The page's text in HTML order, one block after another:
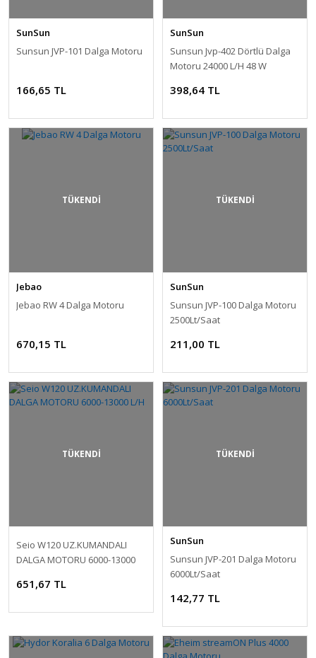
SunSun
Sunsun JVP-101 Dalga Motoru
166,65 TL
SunSun
Sunsun Jvp-402 Dörtlü Dalga
Motoru 24000 L/H 48 W
398,64 TL
TÜKENDİ
Jebao
Jebao RW 4 Dalga Motoru
670,15 TL
TÜKENDİ
SunSun
Sunsun JVP-100 Dalga Motoru
2500Lt/Saat
211,00 TL
TÜKENDİ
Seio W120 UZ.KUMANDALI
DALGA MOTORU 6000-13000
651,67 TL
TÜKENDİ
SunSun
Sunsun JVP-201 Dalga Motoru
6000Lt/Saat
142,77 TL